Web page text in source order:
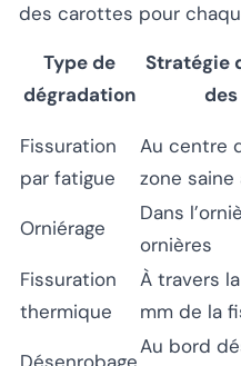
des carottes pour
Type de
dégradation
Stratégie
Fissuration
par fatigue
Au centre
zone
Orniérage
Dans
ornières
Fissuration
thermique
À travers
mm de la
Au bord